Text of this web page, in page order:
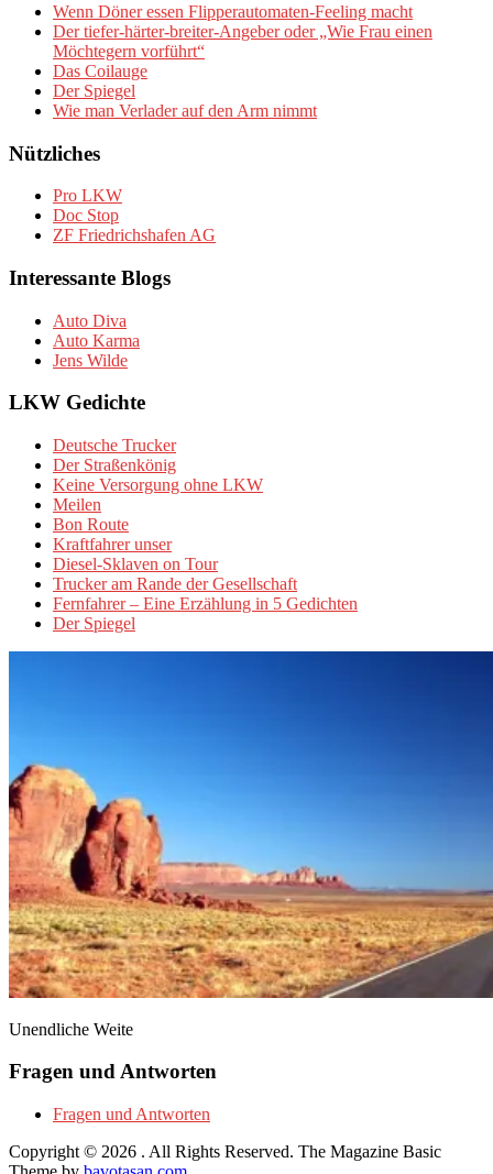
Wenn Döner essen Flipperautomaten-Feeling macht
Der tiefer-härter-breiter-Angeber oder „Wie Frau einen
Möchtegern vorführt“
Das Coilauge
Der Spiegel
Wie man Verlader auf den Arm nimmt
Nützliches
Pro LKW
Doc Stop
ZF Friedrichshafen AG
Interessante Blogs
Auto Diva
Auto Karma
Jens Wilde
LKW Gedichte
Deutsche Trucker
Der Straßenkönig
Keine Versorgung ohne LKW
Meilen
Bon Route
Kraftfahrer unser
Diesel-Sklaven on Tour
Trucker am Rande der Gesellschaft
Fernfahrer – Eine Erzählung in 5 Gedichten
Der Spiegel
Unendliche Weite
Fragen und Antworten
Fragen und Antworten
Copyright © 2026 . All Rights Reserved. The Magazine Basic